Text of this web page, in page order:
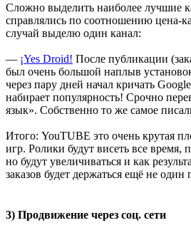
Сложно выделить наиболее лучшие
справлялись по соотношению цена-
случай выделю один канал:
— ¡Yes Droid! После публикации
был очень большой наплыв
через пару дней начал кричать
набирает популярность! Срочно
язык». Собственно то же самое
Итого: YouTUBE это очень крутая
игр. Ролики будут висеть все время,
но будут увеличиваться и как
заказов будет держаться ещё не
3) Продвижение через соц. сети